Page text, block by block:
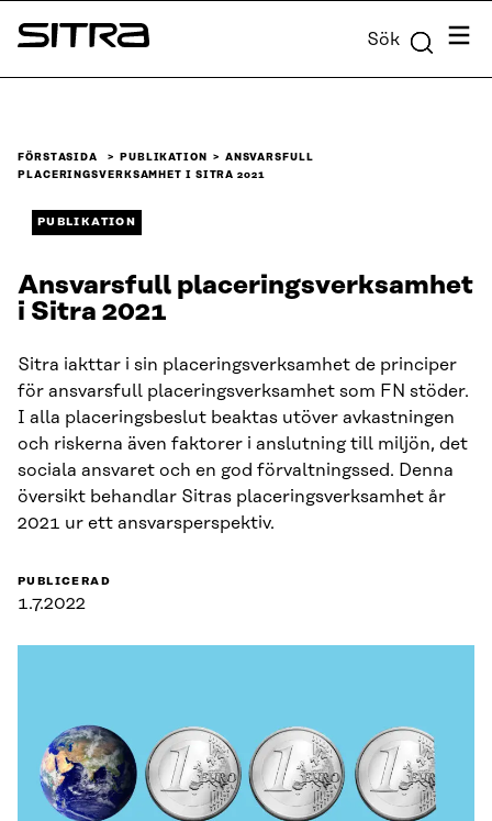
Skip to
content
Sitra Sök Meny
FÖRSTASIDA PUBLIKATION
ANSVARSFULL
PLACERINGSVERKSAMHET I SITRA 2021
PUBLIKATION
Ansvarsfull placeringsverksamhet
i Sitra 2021
Sitra iakttar i sin placeringsverksamhet de principer
för ansvarsfull placeringsverksamhet som FN stöder.
I alla placeringsbeslut beaktas utöver avkastningen
och riskerna även faktorer i anslutning till miljön, det
sociala ansvaret och en god förvaltningssed. Denna
översikt behandlar Sitras placeringsverksamhet år
2021 ur ett ansvarsperspektiv.
PUBLICERAD
1.7.2022